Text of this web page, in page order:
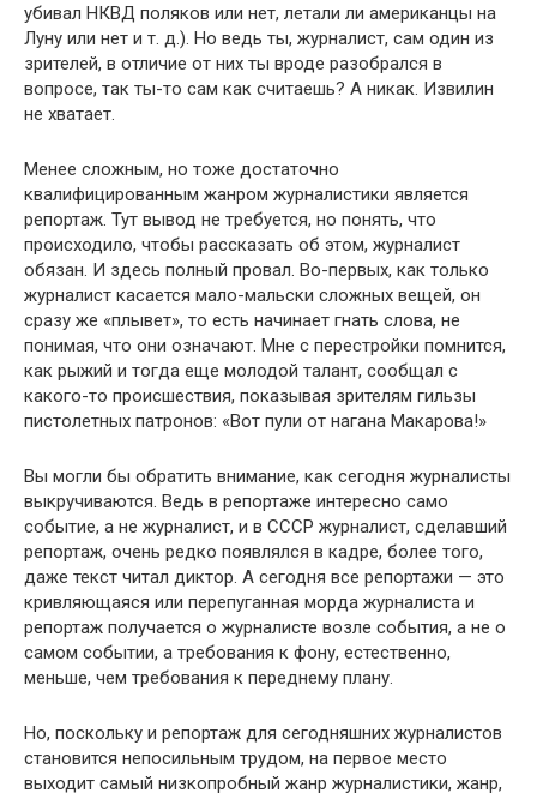
убивал НКВД поляков или нет, летали ли американцы на
Луну или нет и т. д.). Но ведь ты, журналист, сам один из
зрителей, в отличие от них ты вроде разобрался в
вопросе, так ты-то сам как считаешь? А никак. Из­вилин
не хватает.
Менее сложным, но тоже достаточно
квалифицированным жан­ром журналистики является
репортаж. Тут вывод не требуется, но понять, что
происходило, чтобы рассказать об этом, журналист
обязан. И здесь полный провал. Во-первых, как только
журналист касается мало-мальски сложных вещей, он
сразу же «плывет», то есть начинает гнать слова, не
понимая, что они означают. Мне с перестройки помнится,
как рыжий и тогда еще молодой талант, сообщал с
какого-то происшествия, показывая зрителям гильзы
пистолетных патронов: «Вот пули от нагана Макарова!»
Вы могли бы обратить внимание, как сегодня журналисты
выкручиваются. Ведь в репортаже интересно само
событие, а не журналист, и в СССР журналист, сделавший
репортаж, очень редко появлялся в кадре, более того,
даже текст читал диктор. А сегодня все репортажи — это
кривляющаяся или перепуганная морда журналиста и
репортаж получается о журналисте возле со­бытия, а не о
самом событии, а требования к фону, естественно,
меньше, чем требования к переднему плану.
Но, поскольку и репортаж для сегодняшних журналистов
ста­новится непосильным трудом, на первое место
выходит самый низкопробный жанр журналистики, жанр,